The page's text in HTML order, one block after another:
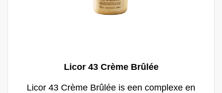
Licor 43 Crème Brûlée
Licor 43 Crème Brûlée is een complexe en